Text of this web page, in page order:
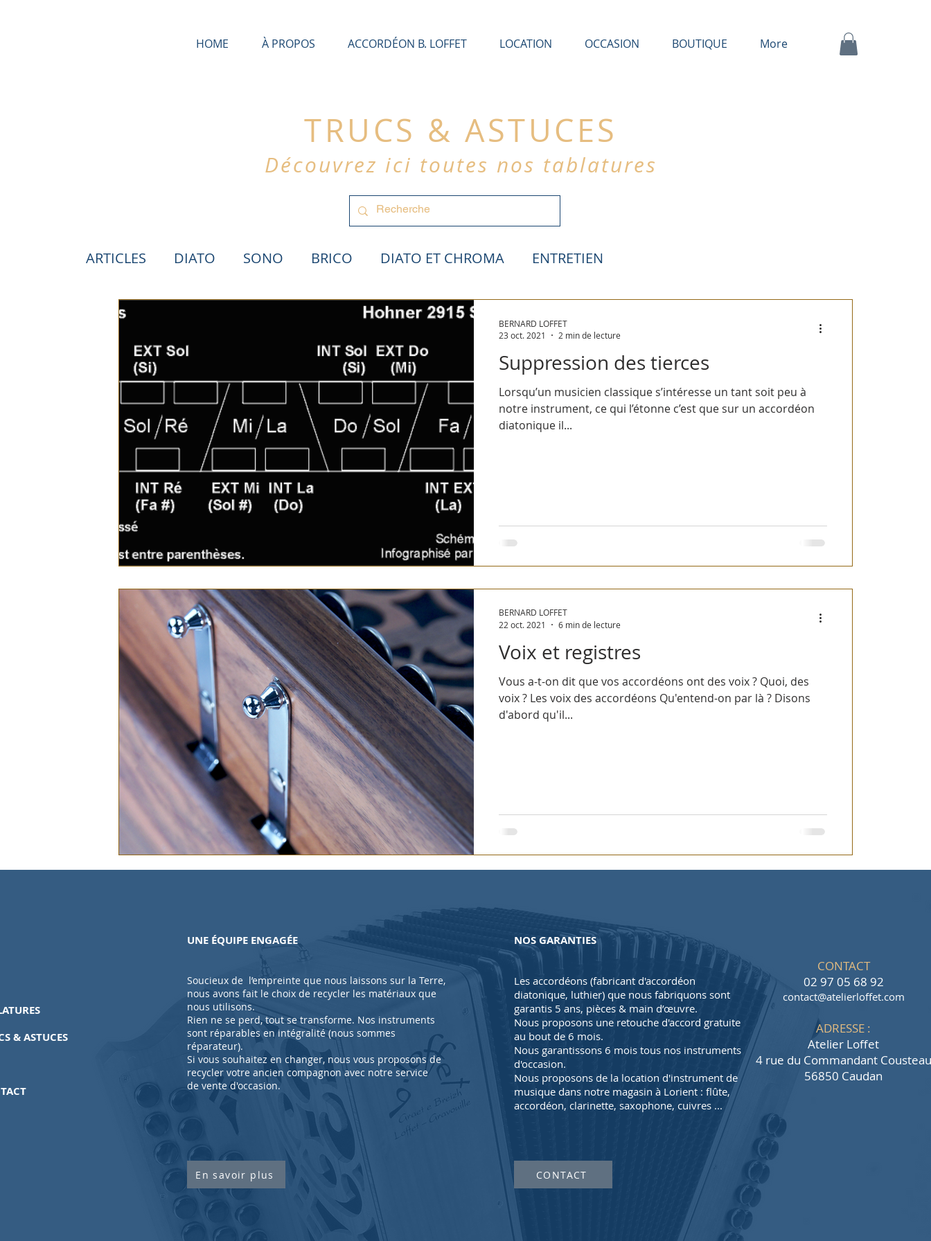
HOME À PROPOS ACCORDÉON B. LOFFET LOCATION OCCASION BOUTIQUE More
TRUCS & ASTUCES
Découvrez ici toutes nos tablatures
ARTICLES DIATO SONO BRICO DIATO ET CHROMA ENTRETIEN
Suppression des tierces
Lorsqu’un musicien classique s’intéresse un tant soit peu à
notre instrument, ce qui l’étonne c’est que sur un accordéon
diatonique il...
BERNARD LOFFET
23 oct. 2021
2 min de lecture
Voix et registres
Vous a-t-on dit que vos accordéons ont des voix ? Quoi, des
voix ? Les voix des accordéons Qu'entend-on par là ? Disons
d'abord qu'il...
BERNARD LOFFET
22 oct. 2021
6 min de lecture
& ASTUCES
UNE ÉQUIPE ENGAGÉE
Soucieux de l’empreinte que nous laissons sur la Terre,
nous avons fait le choix de recycler les matériaux que
nous utilisons.
Rien ne se perd, tout se transforme. Nos instruments
sont réparables en intégralité (nous sommes
réparateur).
Si vous souhaitez en changer, nous vous proposons de
recycler votre ancien compagnon avec notre service
de vented'occasion.
En savoir plus
NOS GARANTIES
Les accordéons (fabricant d'accordéon
diatonique, luthier) que nous fabriquons sont
garantis 5 ans, pièces & main d’œuvre.
Nous proposons une retouche d'accord gratuite
au bout de 6 mois.
Nous garantissons 6 mois tous nos instruments
d'occasion.
Nous proposons de la location d'instrument de
musique dans notre magasin à Lorient : flûte,
accordéon, clarinette, saxophone, cuivres ...
CONTACT
CONTACT
02 97 05 68 92
contact@atelierloffet.com
ADRESSE :
Atelier Loffet
4 rue du Commandant Cousteau
56850 Caudan